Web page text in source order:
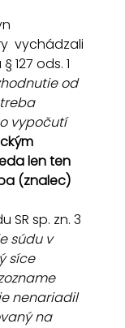
vychádzali
127 ods. 1
od
vypočutí
len ten
(znalec)
SR sp. zn. 3
súdu v
síce
nenariadil
na